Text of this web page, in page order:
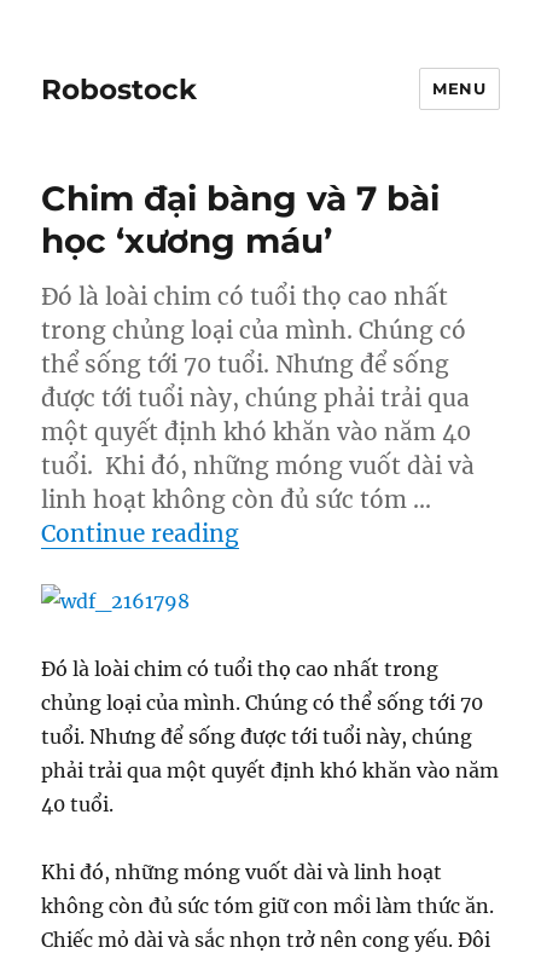
Robostock MENU
Chim đại bàng và 7 bài
học ‘xương máu’
Đó là loài chim có tuổi thọ cao nhất
trong chủng loại của mình. Chúng có
thể sống tới 70 tuổi. Nhưng để sống
được tới tuổi này, chúng phải trải qua
một quyết định khó khăn vào năm 40
tuổi. Khi đó, những móng vuốt dài và
linh hoạt không còn đủ sức tóm …
Continue reading“Chim đại bàng và 7 bài
Đó là loài chim có tuổi thọ cao nhất trong
chủng loại của mình. Chúng có thể sống tới 70
tuổi. Nhưng để sống được tới tuổi này, chúng
phải trải qua một quyết định khó khăn vào năm
40 tuổi.
Khi đó, những móng vuốt dài và linh hoạt
không còn đủ sức tóm giữ con mồi làm thức ăn.
Chiếc mỏ dài và sắc nhọn trở nên cong yếu. Đôi